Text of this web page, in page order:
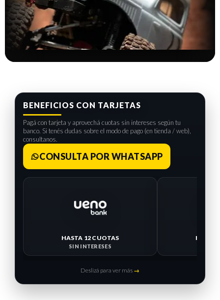
BENEFICIOS CON TARJETAS
Pagá con tarjeta y aprovechá cuotas sin intereses según tu
banco. Si tenés dudas sobre el modo de pago (en tienda / web),
consultanos.
CONSULTA POR WHATSAPP
HASTA 12 CUOTAS
SIN INTERESES
HASTA
Deslizá para ver más →